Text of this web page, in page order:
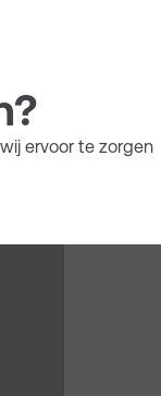
ervoor te zorgen